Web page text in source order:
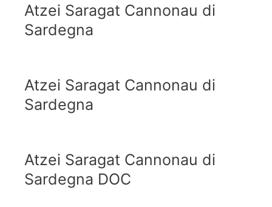
Atzei Saragat Cannonau di
Sardegna
Atzei Saragat Cannonau di
Sardegna
Atzei Saragat Cannonau di
Sardegna DOC